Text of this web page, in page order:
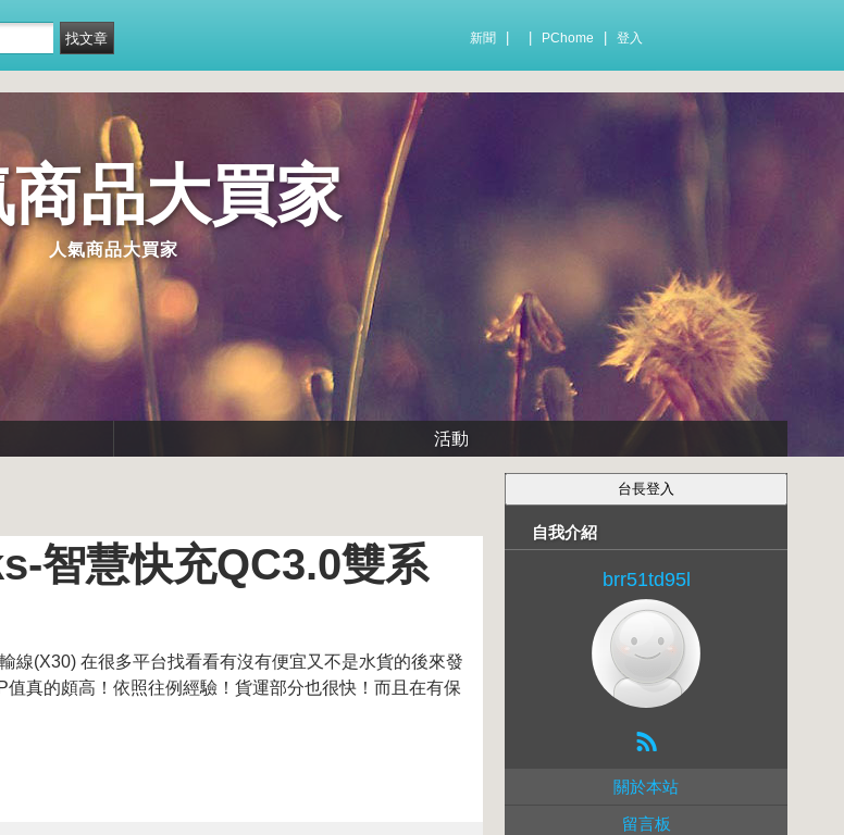
新聞 PChome 登入
品大買家
人氣商品大買家
活動
智慧快充QC3.0雙系
線(X30) 在很多平台找看看有沒有便宜又不是水貨的後來發
真的頗高！依照往例經驗！貨運部分也很快！而且在有保
自我介紹
brr51td95l
關於本站
留言板